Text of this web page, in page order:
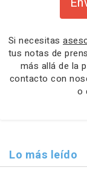
Si necesitas
tus notas de
más allá de la
contacto con
o
Lo más leído